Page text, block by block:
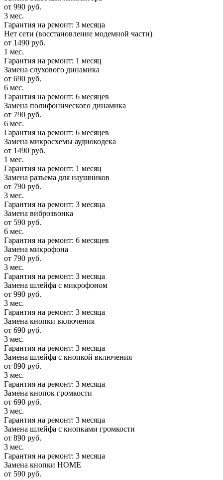
от 990 руб.
3 мес.
Гарантия на ремонт: 3 месяца
Нет сети (восстановление модемной части)
от 1490 руб.
1 мес.
Гарантия на ремонт: 1 месяц
Замена слухового динамика
от 690 руб.
6 мес.
Гарантия на ремонт: 6 месяцев
Замена полифонического динамика
от 790 руб.
6 мес.
Гарантия на ремонт: 6 месяцев
Замена микросхемы аудиокодека
от 1490 руб.
1 мес.
Гарантия на ремонт: 1 месяц
Замена разъема для наушников
от 790 руб.
3 мес.
Гарантия на ремонт: 3 месяца
Замена виброзвонка
от 590 руб.
6 мес.
Гарантия на ремонт: 6 месяцев
Замена микрофона
от 790 руб.
3 мес.
Гарантия на ремонт: 3 месяца
Замена шлейфа с микрофоном
от 990 руб.
3 мес.
Гарантия на ремонт: 3 месяца
Замена кнопки включения
от 690 руб.
3 мес.
Гарантия на ремонт: 3 месяца
Замена шлейфа с кнопкой включения
от 890 руб.
3 мес.
Гарантия на ремонт: 3 месяца
Замена кнопок громкости
от 690 руб.
3 мес.
Гарантия на ремонт: 3 месяца
Замена шлейфа с кнопками громкости
от 890 руб.
3 мес.
Гарантия на ремонт: 3 месяца
Замена кнопки HOME
от 590 руб.